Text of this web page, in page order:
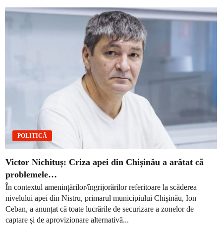
POLITICĂ
Victor Nichituș: Criza apei din Chișinău a arătat că
problemele…
În contextul amenințărilor/îngrijorărilor referitoare la scăderea
nivelului apei din Nistru, primarul municipiului Chișinău, Ion
Ceban, a anunțat că toate lucrările de securizare a zonelor de
captare și de aprovizionare alternativă...